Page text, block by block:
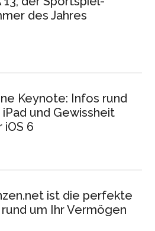
des Jahres
Keynote: Infos rund
iPad und Gewissheit
iOS 6
ist die perfekte
um Ihr Vermögen